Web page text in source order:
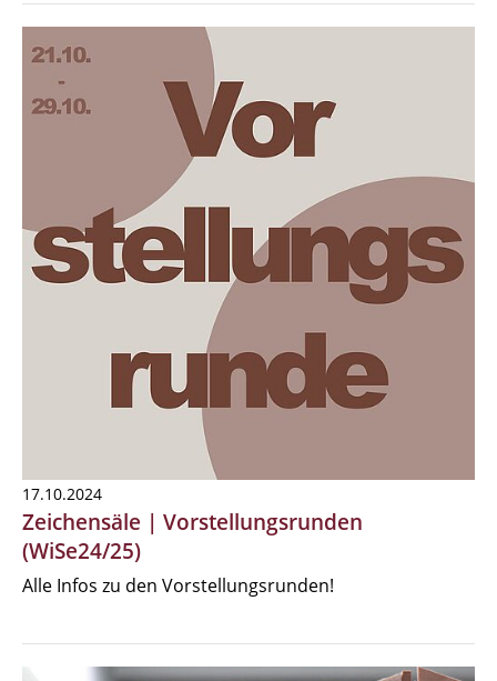
17.10.2024
Zeichensäle | Vorstellungsrunden
(WiSe24/25)
Alle Infos zu den Vorstellungsrunden!